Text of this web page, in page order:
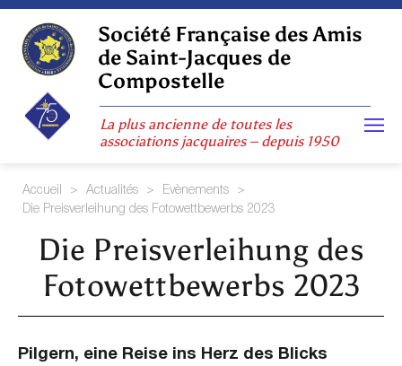
Skip
content
Société Française des Amis
de Saint-Jacques de
Compostelle
La plus ancienne de toutes les
associations jacquaires – depuis 1950
Accueil > Actualités > Evènements
>
Die Preisverleihung des Fotowettbewerbs 2023
Die Preisverleihung des
Fotowettbewerbs 2023
Pilgern, eine Reise ins Herz des Blicks